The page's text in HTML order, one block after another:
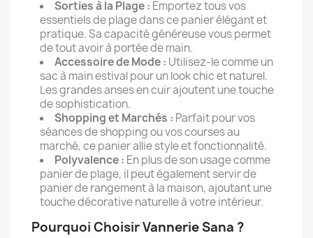
Sorties à la Plage : Emportez tous vos
essentiels de plage dans ce panier élégant et
pratique. Sa capacité généreuse vous permet
de tout avoir à portée de main.
Accessoire de Mode : Utilisez-le comme un
sac à main estival pour un look chic et naturel.
Les grandes anses en cuir ajoutent une touche
de sophistication.
Shopping et Marchés : Parfait pour vos
séances de shopping ou vos courses au
marché, ce panier allie style et fonctionnalité.
Polyvalence : En plus de son usage comme
panier de plage, il peut également servir de
panier de rangement à la maison, ajoutant une
touche décorative naturelle à votre intérieur.
Pourquoi Choisir Vannerie Sana ?